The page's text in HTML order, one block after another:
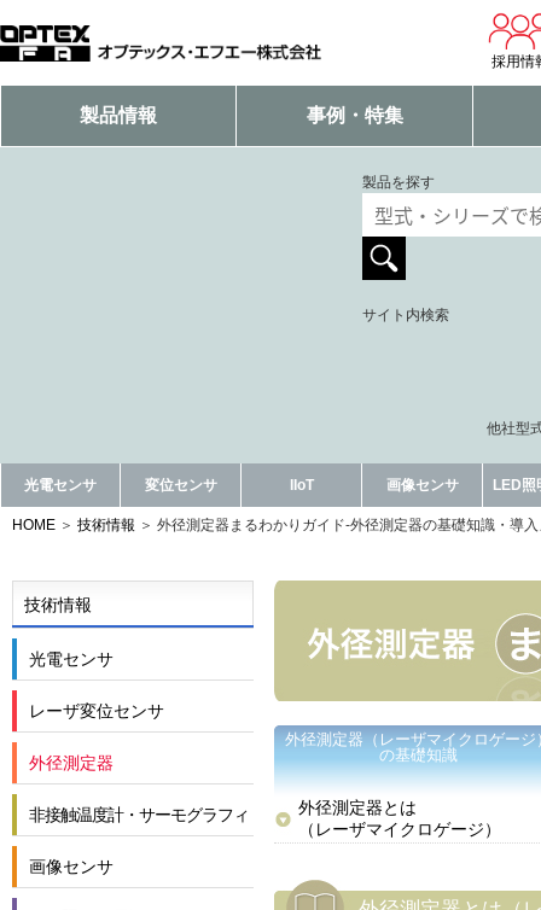
採用情
製品情報 事例・特集
製品を探す
サイト内検索
他社型
光電センサ 変位センサ IIoT 画像センサ LED照
HOME 技術情報 外径測定器まるわかりガイド-外径測定器の基礎知識・導
技術情報
光電センサ
レーザ変位センサ
外径測定器
非接触温度計・サーモグラフィ
画像センサ
外径測定器（レーザマイクロゲージ
の基礎知識
外径測定器とは
（レーザマイクロゲージ）